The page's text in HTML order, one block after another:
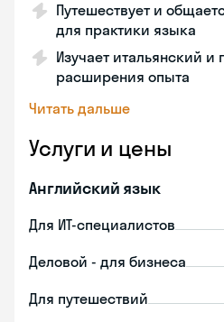
Путешествует и
для практики языка
Изучает итальянский
расширения опыта
Читать дальше
Услуги и цены
Английский язык
Для ИТ-специалистов
Деловой - для бизнеса
Для путешествий